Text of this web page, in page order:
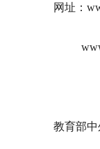
网址：
教育部